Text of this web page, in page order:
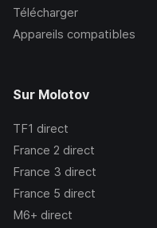
Télécharger
Appareils compatibles
Sur Molotov
TF1 direct
France 2 direct
France 3 direct
France 5 direct
M6+ direct